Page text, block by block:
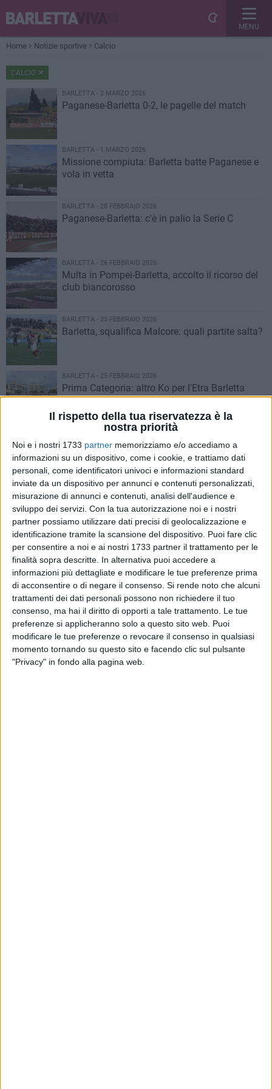
Il rispetto della tua riservatezza è la
nostra priorità
Noi e i nostri 1733 partner memorizziamo e/o accediamo a
informazioni su un dispositivo, come i cookie, e trattiamo dati
personali, come identificatori univoci e informazioni standard
inviate da un dispositivo per annunci e contenuti personalizzati,
misurazione di annunci e contenuti, analisi dell'audience e
sviluppo dei servizi. Con la tua autorizzazione noi e i nostri
partner possiamo utilizzare dati precisi di geolocalizzazione e
identificazione tramite la scansione del dispositivo. Puoi fare clic
per consentire a noi e ai nostri 1733 partner il trattamento per le
finalità sopra descritte. In alternativa puoi accedere a
informazioni più dettagliate e modificare le tue preferenze prima
di acconsentire o di negare il consenso. Si rende noto che alcuni
trattamenti dei dati personali possono non richiedere il tuo
consenso, ma hai il diritto di opporti a tale trattamento. Le tue
preferenze si applicheranno solo a questo sito web. Puoi
modificare le tue preferenze o revocare il consenso in qualsiasi
momento tornando su questo sito e facendo clic sul pulsante
"Privacy" in fondo alla pagina web.
MENU
Home Notizie sportive Calcio
CALCIO
BARLETTA - 2 MARZO 2026
Paganese-Barletta 0-2, le pagelle del match
BARLETTA - 1 MARZO 2026
Missione compiuta: Barletta batte Paganese e
vola in vetta
BARLETTA - 28 FEBBRAIO 2026
Paganese-Barletta: c'è in palio la Serie C
BARLETTA - 26 FEBBRAIO 2026
Multa in Pompei-Barletta, accolto il ricorso del
club biancorosso
BARLETTA - 25 FEBBRAIO 2026
Barletta, squalifica Malcore: quali partite salta?
BARLETTA - 25 FEBBRAIO 2026
Prima Categoria: altro Ko per l'Etra Barletta
BARLETTA - 24 FEBBRAIO 2026
Barletta Calcio, stangata per Malcore: cinque
giornate di squalifica
BARLETTA - 24 FEBBRAIO 2026
Prennuncio di ricorso dell'Afragolese, la
posizione del Barletta 1922
BARLETTA - 24 FEBBRAIO 2026
Cuore, attributi, voglia di vincere: il Barletta di
Massimo Paci
BARLETTA - 23 FEBBRAIO 2026
Espulsione Malcore, la posizione del Barletta
1922
BARLETTA - 23 FEBBRAIO 2026
Barletta-Afragolese 2-0, le pagelle del match